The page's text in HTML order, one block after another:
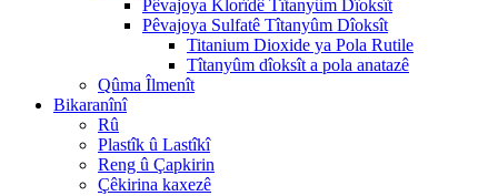
Pêvajoya Klorîdê Tîtanyûm Dîoksît
Pêvajoya Sulfatê Tîtanyûm Dîoksît
Titanium Dioxide ya Pola Rutile
Tîtanyûm dîoksît a pola anatazê
Qûma Îlmenît
Bikaranînî
Rû
Plastîk û Lastîkî
Reng û Çapkirin
Çêkirina kaxezê